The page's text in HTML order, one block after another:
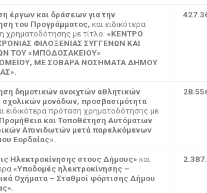
έργων και δράσεων για την
του Προγράμματος,και ειδικότερα
χρηματοδότησης με τίτλο:«ΚΕΝΤΡΟ
ΦΙΛΟΞΕΝΙΑΣ ΣΥΓΓΕΝΩΝ ΚΑΙ
ΤΟΥ «ΜΠΟΔΟΣΑΚΕΙΟΥ»
ΜΕ ΣΟΒΑΡΑ ΝΟΣΗΜΑΤΑ ΔΗΜΟΥ
δημοτικών ανοιχτών αθλητικών
μονάδων, προσβασιμότητα
ειδικότερα πρόταση χρηματοδότησης με
Προμήθεια και Τοποθέτηση Αυτόματων
Απινιδωτών μετά παρελκόμενων
Εορδαίας».
Ηλεκτροκίνησης στους Δήμους»και
«Υποδομές ηλεκτροκίνησης –
Οχήματα – Σταθμοί φόρτισης Δήμου